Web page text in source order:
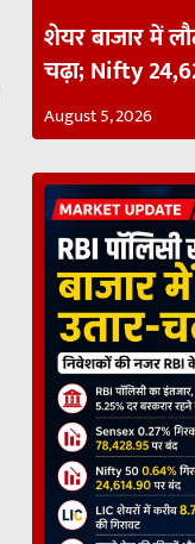
शेयर बाजार में
चढ़ा; Nifty
August 5, 2026